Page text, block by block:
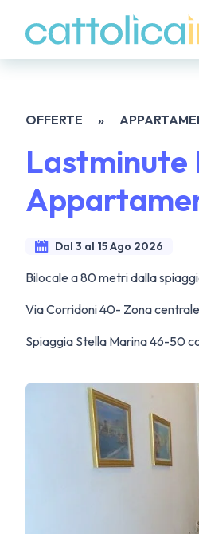
OFFERTE »
Lastminute
Dal 3 al 15 Ago 2026
Bilocale a 80 metri dalla
Via Corridoni 40- Zona
Spiaggia Stella Marina 46-50